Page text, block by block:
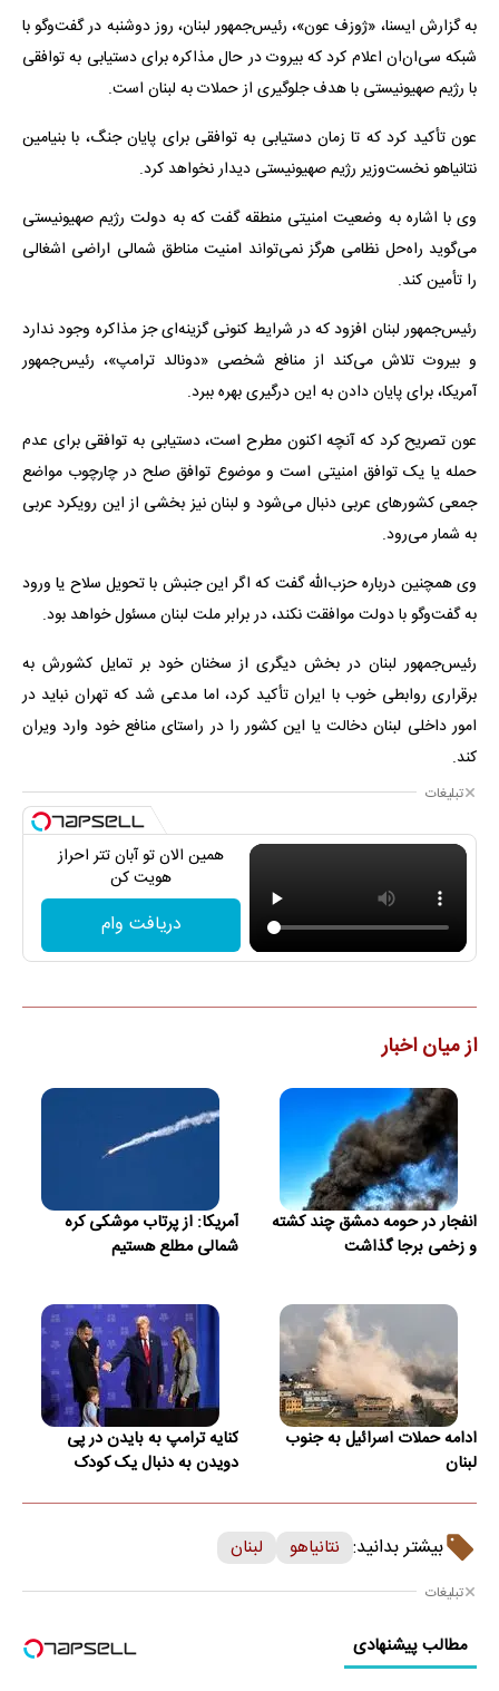
به گزارش ایسنا، «ژوزف عون»، رئیس‌جمهور لبنان، روز دوشنبه در گفت‌وگو با
شبکه سی‌ان‌ان اعلام کرد که بیروت در حال مذاکره برای دستیابی به توافقی
با رژیم صهیونیستی با هدف جلوگیری از حملات به لبنان است.
عون تأکید کرد که تا زمان دستیابی به توافقی برای پایان جنگ، با بنیامین
نتانیاهو نخست‌وزیر رژیم صهیونیستی دیدار نخواهد کرد.
وی با اشاره به وضعیت امنیتی منطقه گفت که به دولت رژیم صهیونیستی
می‌گوید راه‌حل نظامی هرگز نمی‌تواند امنیت مناطق شمالی اراضی اشغالی
را تأمین کند.
رئیس‌جمهور لبنان افزود که در شرایط کنونی گزینه‌ای جز مذاکره وجود ندارد
و بیروت تلاش می‌کند از منافع شخصی «دونالد ترامپ»، رئیس‌جمهور
آمریکا، برای پایان دادن به این درگیری بهره ببرد.
عون تصریح کرد که آنچه اکنون مطرح است، دستیابی به توافقی برای عدم
حمله یا یک توافق امنیتی است و موضوع توافق صلح در چارچوب مواضع
جمعی کشورهای عربی دنبال می‌شود و لبنان نیز بخشی از این رویکرد عربی
به شمار می‌رود.
وی همچنین درباره حزب‌الله گفت که اگر این جنبش با تحویل سلاح یا ورود
به گفت‌وگو با دولت موافقت نکند، در برابر ملت لبنان مسئول خواهد بود.
رئیس‌جمهور لبنان در بخش دیگری از سخنان خود بر تمایل کشورش به
برقراری روابطی خوب با ایران تأکید کرد، اما مدعی شد که تهران نباید در
امور داخلی لبنان دخالت یا این کشور را در راستای منافع خود وارد ویران
کند.
تبلیغات
همین الان تو آبان تتر احراز
هویت کن
دریافت وام
از میان اخبار
انفجار در حومه دمشق چند کشته
و زخمی برجا گذاشت
آمریکا: از پرتاب موشکی کره
شمالی مطلع هستیم
ادامه حملات اسرائیل به جنوب
لبنان
کنایه ترامپ به بایدن در پی
دویدن به دنبال یک کودک
بیشتر بدانید: نتانیاهو لبنان
تبلیغات
مطالب پیشنهادی